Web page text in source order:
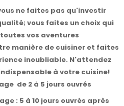
ne faites pas qu'investir
vous faites un choix qui
vos aventures
manière de cuisiner et faites
inoubliable. N'attendez
à votre cuisine!
de 2 à 5 jours ouvrés
: 5 à 10 jours ouvrés après